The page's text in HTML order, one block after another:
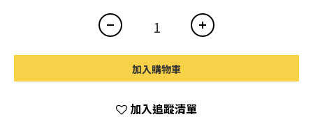
加入購物車
加入追蹤清單